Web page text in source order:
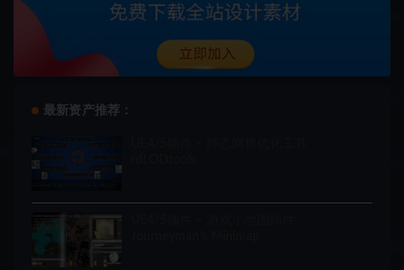
最新资产推荐：